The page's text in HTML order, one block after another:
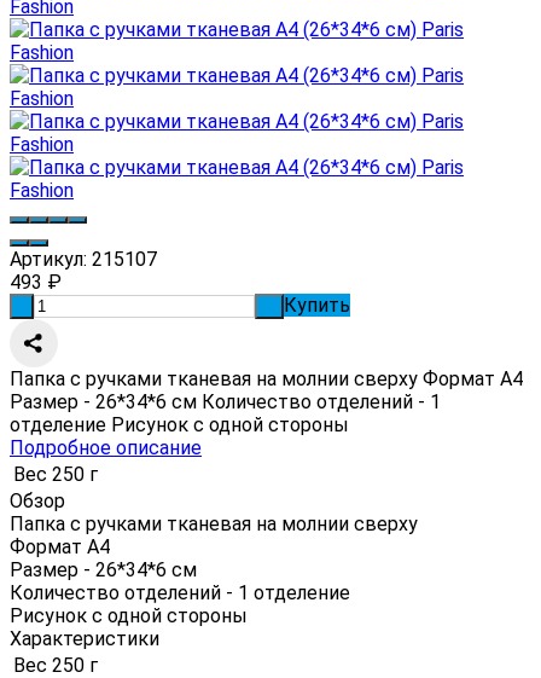
Артикул: 215107
493 ₽
Купить
Папка с ручками тканевая на молнии сверху Формат А4
Размер - 26*34*6 см Количество отделений - 1
отделение Рисунок с одной стороны
Подробное описание
Вес 250 г
Обзор
Папка с ручками тканевая на молнии сверху
Формат А4
Размер - 26*34*6 см
Количество отделений - 1 отделение
Рисунок с одной стороны
Характеристики
Вес 250 г